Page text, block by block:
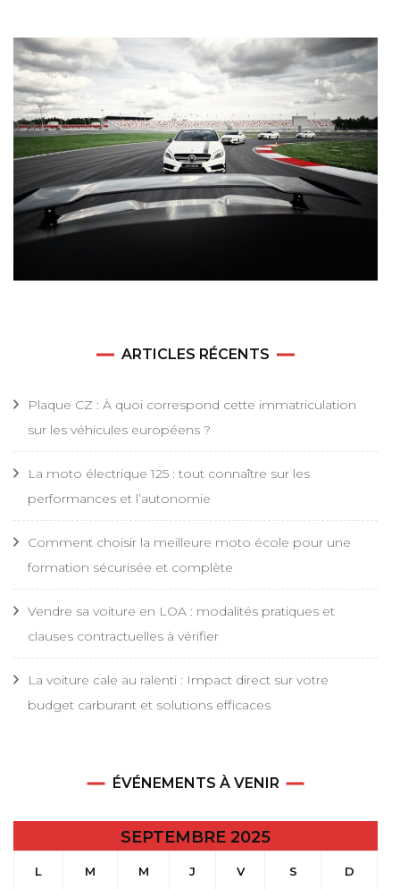
ARTICLES RÉCENTS
Plaque CZ : À quoi correspond cette immatriculation
sur les véhicules européens ?
La moto électrique 125 : tout connaître sur les
performances et l’autonomie
Comment choisir la meilleure moto école pour une
formation sécurisée et complète
Vendre sa voiture en LOA : modalités pratiques et
clauses contractuelles à vérifier
La voiture cale au ralenti : Impact direct sur votre
budget carburant et solutions efficaces
ÉVÉNEMENTS À VENIR
SEPTEMBRE 2025
L M M J V S D